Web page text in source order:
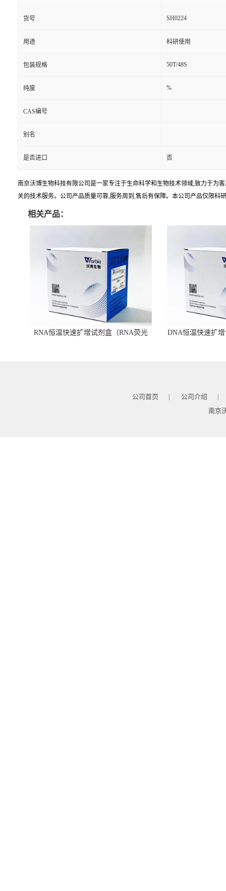
货号 SH0224
用途 科研使用
包装规格 50T/48S
纯度 %
CAS编号
别名
是否进口 否
南京沃博生物科技有限公司是一家专注于生命科学和生物技术领域,致力于为
关的技术服务。公司产品质量可靠,服务周到,售后有保障。本公司产品仅限科
相关产品：
RNA恒温快速扩增试剂盒（RNA荧光
DNA恒温快速扩
公司首页 | 公司介绍 |
南京